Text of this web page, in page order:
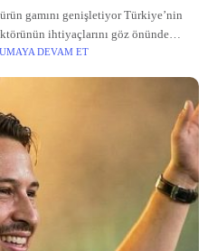
gamını genişletiyor Türkiye’nin
ihtiyaçlarını göz önünde
genişletiyor.
DEVAM ET